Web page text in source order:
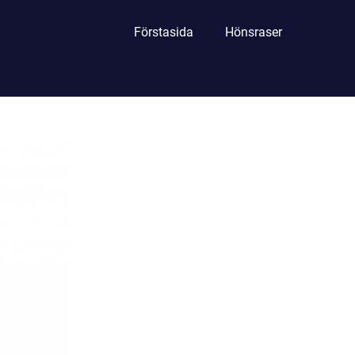
Förstasida Hönsraser